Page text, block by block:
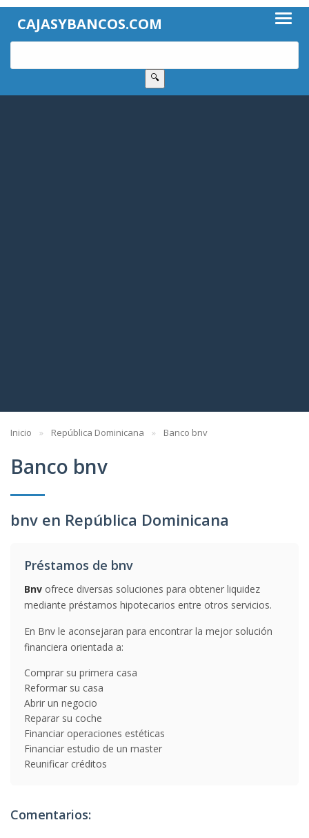
CAJASYBANCOS.COM
🔍
Inicio República Dominicana Banco bnv
Banco bnv
bnv en República Dominicana
Préstamos de bnv
Bnv ofrece diversas soluciones para obtener liquidez
mediante préstamos hipotecarios entre otros servicios.
En Bnv le aconsejaran para encontrar la mejor solución
financiera orientada a:
Comprar su primera casa
Reformar su casa
Abrir un negocio
Reparar su coche
Financiar operaciones estéticas
Financiar estudio de un master
Reunificar créditos
Comentarios: